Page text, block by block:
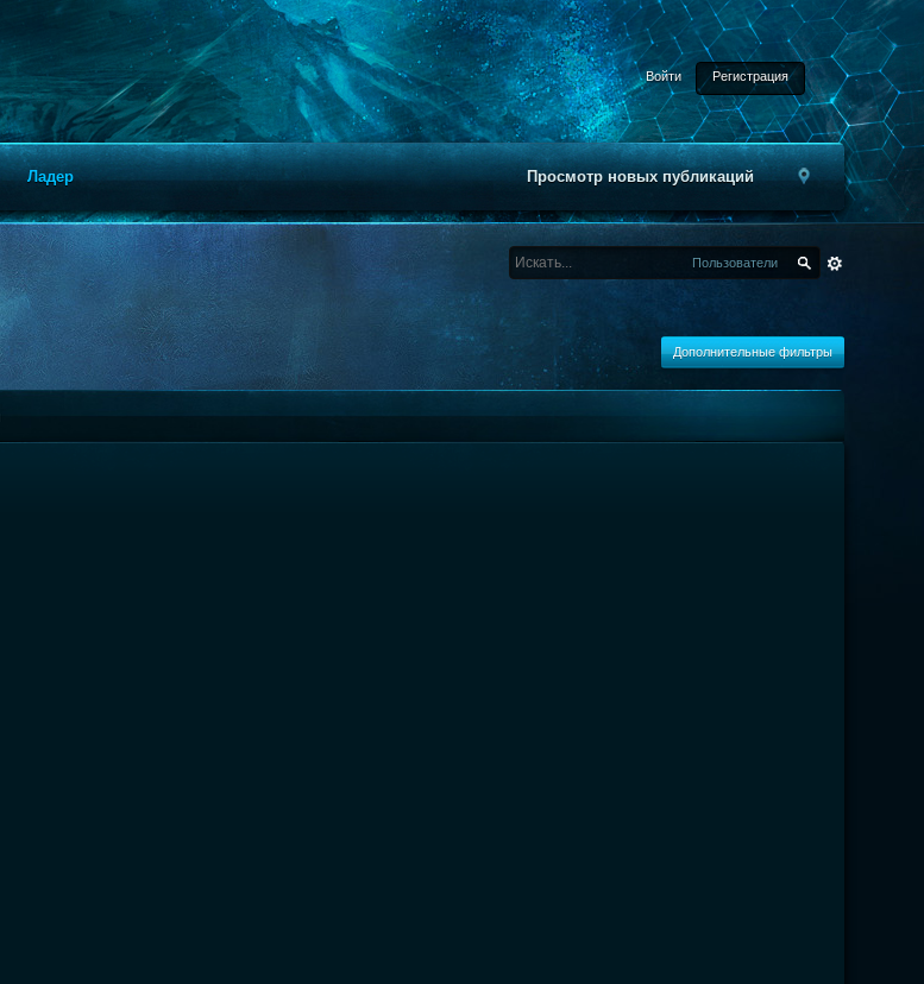
Войти Регистрация
Просмотр новых публикаций
Ладер
Пользователи
Дополнительные фильтры